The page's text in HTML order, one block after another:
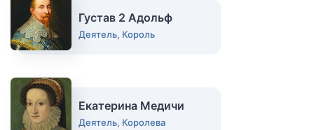
Густав 2 Адольф
Деятель, Король
Екатерина Медичи
Деятель, Королева